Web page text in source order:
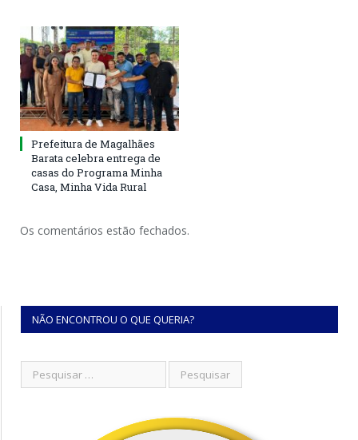
Prefeitura de Magalhães
Barata celebra entrega de
casas do Programa Minha
Casa, Minha Vida Rural
Os comentários estão fechados.
NÃO ENCONTROU O QUE QUERIA?